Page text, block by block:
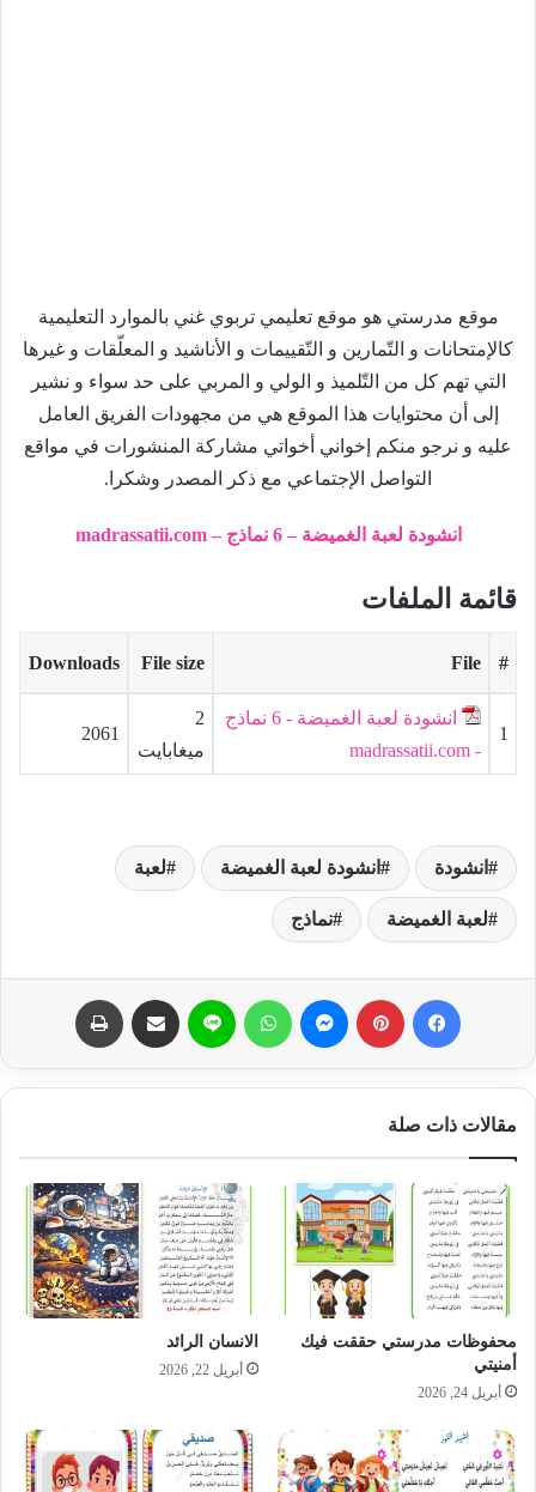
موقع مدرستي هو موقع تعليمي تربوي غني بالموارد التعليمية
كالإمتحانات و التّمارين و التّقييمات و الأناشيد و المعلّقات و غيرها
التي تهم كل من التّلميذ و الولي و المربي على حد سواء و نشير
إلى أن محتوايات هذا الموقع هي من مجهودات الفريق العامل
عليه و نرجو منكم إخواني أخواتي مشاركة المنشورات في مواقع
التواصل الإجتماعي مع ذكر المصدر وشكرا.
انشودة لعبة الغميضة – 6 نماذج – madrassatii.com
قائمة الملفات
#
File
File size
Downloads
1
انشودة لعبة الغميضة - 6 نماذج
- madrassatii.com
2
ميغابايت
2061
انشودة انشودة لعبة الغميضة لعبة
لعبة الغميضة نماذج
مقالات ذات صلة
محفوظات مدرستي حققت فيك
أمنيتي
أبريل 24, 2026
الانسان الرائد
أبريل 22, 2026